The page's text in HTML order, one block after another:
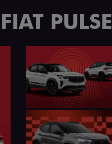
PULSE